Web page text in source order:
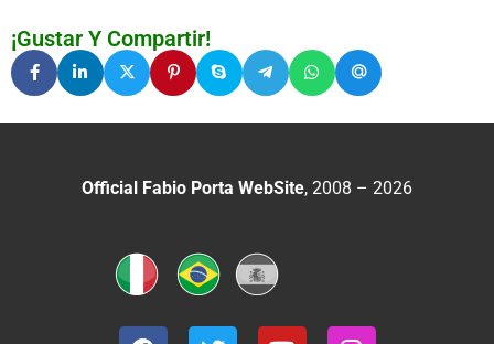
¡Gustar Y Compartir!
Official Fabio Porta WebSite, 2008 – 2026